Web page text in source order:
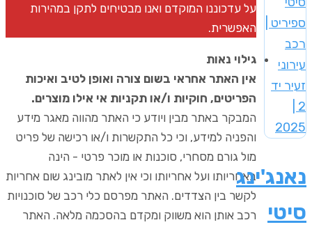
נאנג'ינג
סיטי
על עדכוננו המוקדם ואנו מבטיחים לתקן במהירות
האפשרית.
גילוי נאות
אין האתר אחראי בשום צורה ואופן לטיב ואיכות
הפריטים, חוקיות ו/או תקניות אי אילו מוצרים.
המבקר באתר מבין ויודע כי האתר מהווה מאגר מידע
והפניה למידע, וכי כל התקשרות ו/או רכישה של פריט
מול גורם מסחרי, סוכנות או מוכר פרטי - הינה
באחריותו ועל אחריותו וכי אין לאתר מובינג שום אחריות
לקשר בין הצדדים. האתר מפרסם כלי רכב של סוכנויות
רכב אותן הוא משווק ומקדם בהסכמה מלאה. האתר